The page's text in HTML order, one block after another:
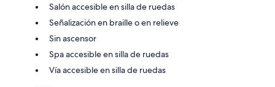
Salón accesible en silla de ruedas
Señalización en braille o en relieve
Sin ascensor
Spa accesible en silla de ruedas
Vía accesible en silla de ruedas